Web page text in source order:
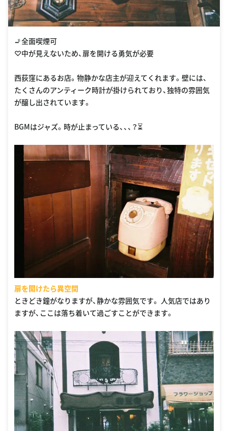
🚬全面喫煙可
♡中が見えないため、扉を開ける勇気が必要
西荻窪にあるお店。物静かな店主が迎えてくれます。壁には、
たくさんのアンティーク時計が掛けられており、独特の雰囲気
が醸し出されています。
BGMはジャズ。時が止まっている、、、？⏳
扉を開けたら異空間
ときどき鐘がなりますが、静かな雰囲気です。 人気店ではあり
ますが、ここは落ち着いて過ごすことができます。